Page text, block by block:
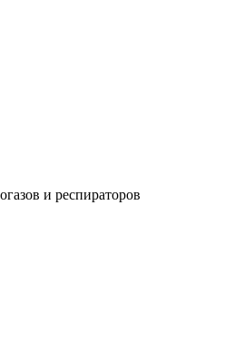
и респираторов